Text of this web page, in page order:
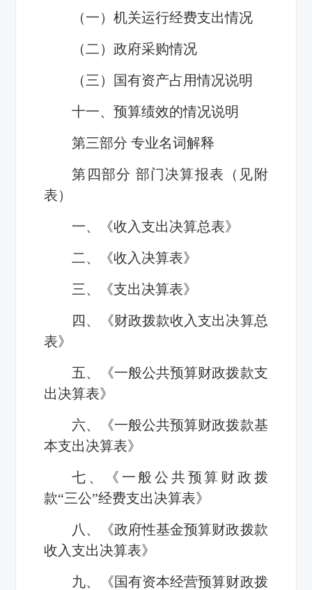
（一）机关运行经费支出情况
（二）政府采购情况
（三）国有资产占用情况说明
十一、预算绩效的情况说明
第三部分 专业名词解释
第四部分 部门决算报表（见附
表）
一、《收入支出决算总表》
二、《收入决算表》
三、《支出决算表》
四、《财政拨款收入支出决算总
表》
五、《一般公共预算财政拨款支
出决算表》
六、《一般公共预算财政拨款基
本支出决算表》
七、《一般公共预算财政拨
款“三公”经费支出决算表》
八、《政府性基金预算财政拨款
收入支出决算表》
九、《国有资本经营预算财政拨